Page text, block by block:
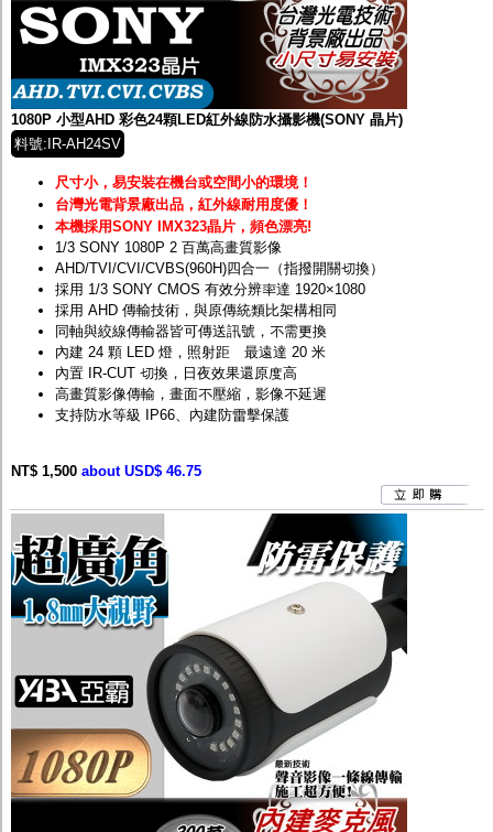
1080P 小型AHD 彩色24顆LED紅外線防水攝影機(SONY 晶片)
料號:IR-AH24SV
尺寸小，易安裝在機台或空間小的環境 ！
台灣光電背景廠出品，紅外線耐用度優！
本機採用SONY IMX323晶片 ，頻色漂亮!
1/3 SONY 1080P 2 百萬高畫質影像
AHD/TVI/CVI/CVBS(960H)四合一（指撥開關切換）
採用 1/3 SONY CMOS 有效分辨率達 1920×1080
採用 AHD 傳輸技術，與原傳統類比架構相同
同軸與絞線傳輸器皆可傳送訊號，不需更換
內建 24 顆 LED 燈，照射距離最遠達 20 米
內置 IR-CUT 切換，日夜效果還原度高
高畫質影像傳輸，畫面不壓縮，影像不延遲
支持防水等級 IP66、內建防雷擊保護
NT$ 1,500 about USD$ 46.75